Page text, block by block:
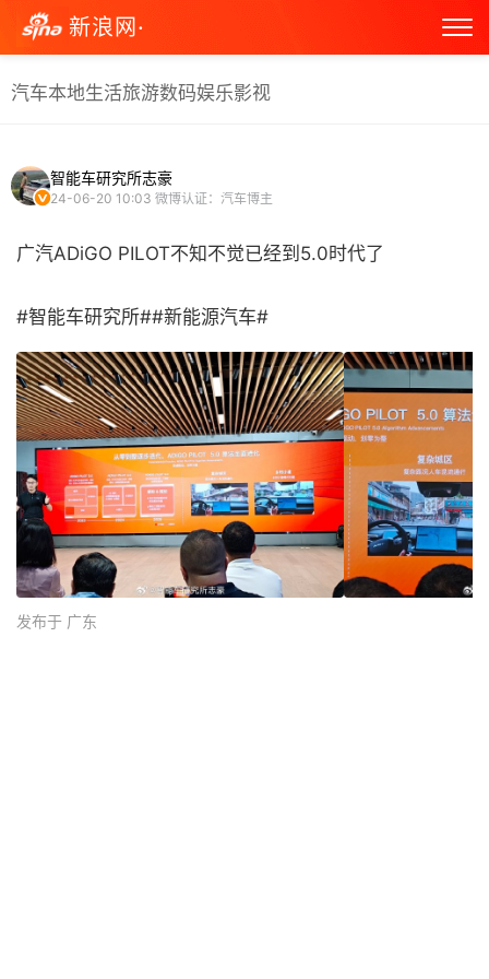
新浪网·
汽车本地生活旅游数码娱乐影视
智能车研究所志豪
24-06-20 10:03 微博认证：汽车博主
广汽ADiGO PILOT不知不觉已经到5.0时代了
#智能车研究所##新能源汽车# ​
发布于 广东